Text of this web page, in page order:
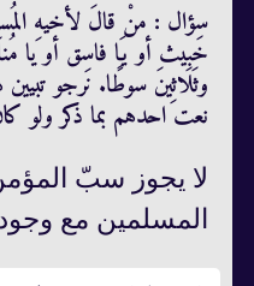
سؤال : منْ قالَ لأخيهِ
خَبيث أو يَا فاسِق أو يا
وثَلَاثِينَ سوطًا. نرجو
نعت احدهم بما ذكر ولو
لا يجوز سبّ
المسلمين مع